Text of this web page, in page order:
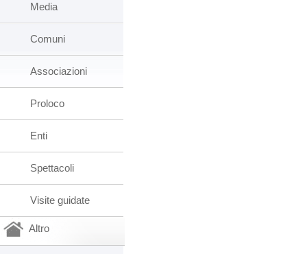
Media
Comuni
Associazioni
Proloco
Enti
Spettacoli
Visite guidate
Altro